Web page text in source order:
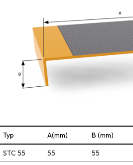
Typ A(mm) B (mm)
STC 55
55 55